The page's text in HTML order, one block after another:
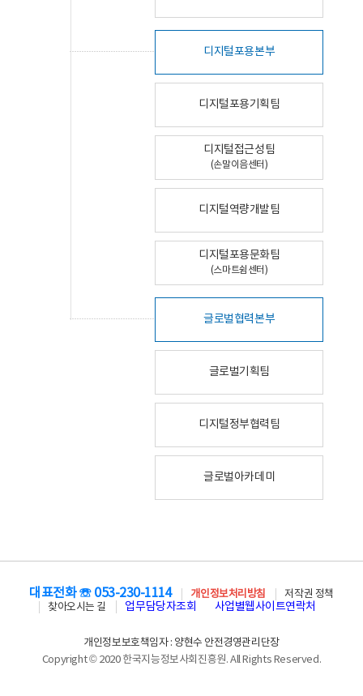
디지털포용본부
디지털포용기획팀
디지털접근성팀
(손말이음센터)
디지털역량개발팀
디지털포용문화팀
(스마트쉼센터)
글로벌협력본부
글로벌기획팀
디지털정부협력팀
글로벌아카데미
대표전화 ☏ 053-230-1114 개인정보처리방침
저작권 정책
찾아오시는 길
업무담당자조회 사업별웹사이트연락처
개인정보보호책임자 : 양현수 안전경영관리단장
Copyright © 2020 한국지능정보사회진흥원. All Rights Reserved.